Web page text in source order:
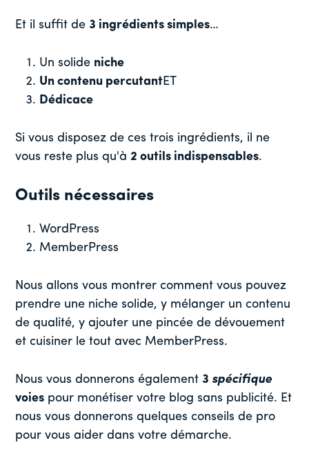
Et il suffit de3 ingrédients simples…
Un solide niche
Un contenu percutantET
Dédicace
Si vous disposez de ces trois ingrédients, il ne
vous reste plus qu'à 2 outils indispensables.
Outils nécessaires
WordPress
MemberPress
Nous allons vous montrer comment vous pouvez
prendre une niche solide, y mélanger un contenu
de qualité, y ajouter une pincée de dévouement
et cuisiner le tout avec MemberPress.
Nous vous donnerons également3 spécifique
voies pour monétiser votre blog sans publicité. Et
nous vous donnerons quelques conseils de pro
pour vous aider dans votre démarche.